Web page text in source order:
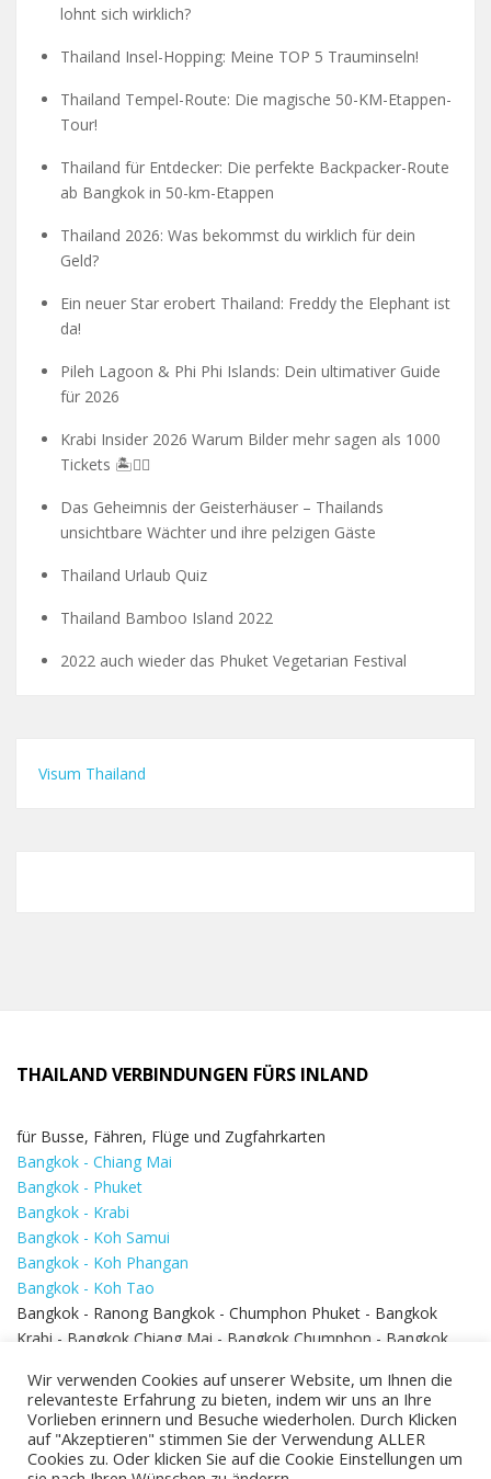
lohnt sich wirklich?
Thailand Insel-Hopping: Meine TOP 5 Trauminseln!
Thailand Tempel-Route: Die magische 50-KM-Etappen-
Tour!
Thailand für Entdecker: Die perfekte Backpacker-Route
ab Bangkok in 50-km-Etappen
Thailand 2026: Was bekommst du wirklich für dein
Geld?
Ein neuer Star erobert Thailand: Freddy the Elephant ist
da!
Pileh Lagoon & Phi Phi Islands: Dein ultimativer Guide
für 2026
Krabi Insider 2026 Warum Bilder mehr sagen als 1000
Tickets 🏝️🧗‍♂️
Das Geheimnis der Geisterhäuser – Thailands
unsichtbare Wächter und ihre pelzigen Gäste
Thailand Urlaub Quiz
Thailand Bamboo Island 2022
2022 auch wieder das Phuket Vegetarian Festival
Visum Thailand
THAILAND VERBINDUNGEN FÜRS INLAND
für Busse, Fähren, Flüge und Zugfahrkarten
Bangkok - Chiang Mai
Bangkok - Phuket
Bangkok - Krabi
Bangkok - Koh Samui
Bangkok - Koh Phangan
Bangkok - Koh Tao
Bangkok - Ranong Bangkok - Chumphon Phuket - Bangkok
Krabi - Bangkok Chiang Mai - Bangkok Chumphon - Bangkok
Bangkok - Hua Hin
Wir verwenden Cookies auf unserer Website, um Ihnen die
relevanteste Erfahrung zu bieten, indem wir uns an Ihre
Vorlieben erinnern und Besuche wiederholen. Durch Klicken
auf "Akzeptieren" stimmen Sie der Verwendung ALLER
Cookies zu. Oder klicken Sie auf die Cookie Einstellungen um